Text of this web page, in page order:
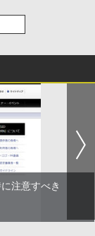
注意すべき